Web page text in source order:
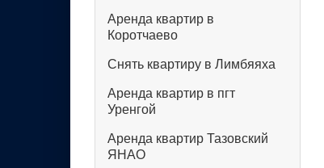
Аренда квартир в
Коротчаево
Снять квартиру в Лимбяяха
Аренда квартир в пгт
Уренгой
Аренда квартир Тазовский
ЯНАО